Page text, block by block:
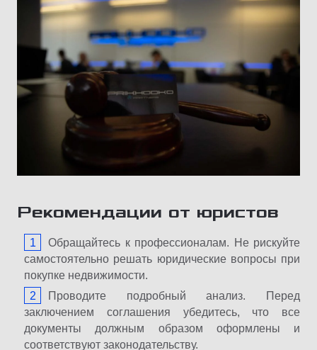
Рекомендации от юристов
Обращайтесь к профессионалам. Не рискуйте
самостоятельно решать юридические вопросы при
покупке недвижимости.
Проводите подробный анализ. Перед
заключением соглашения убедитесь, что все
документы должным образом оформлены и
соответствуют законодательству.